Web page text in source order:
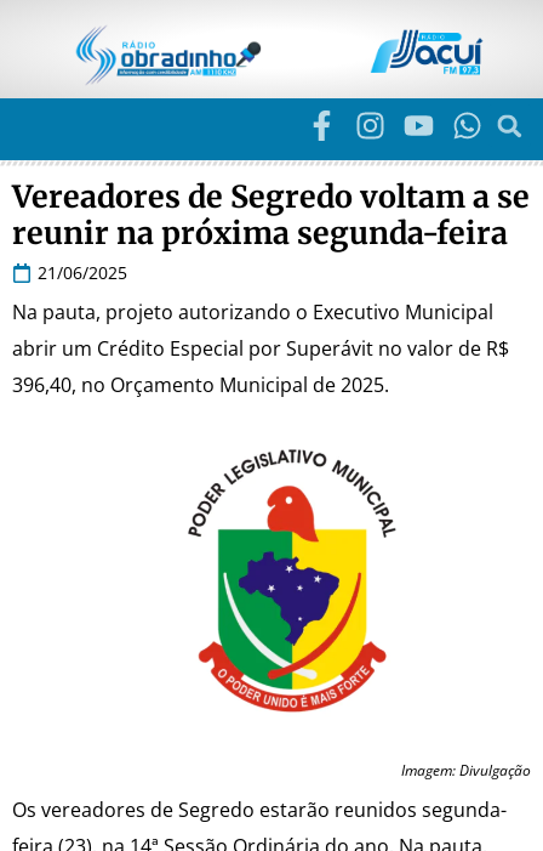
Vereadores de Segredo voltam a se
reunir na próxima segunda-feira
21/06/2025
Na pauta, projeto autorizando o Executivo Municipal
abrir um Crédito Especial por Superávit no valor de R$
396,40, no Orçamento Municipal de 2025.
Imagem: Divulgação
Os vereadores de Segredo estarão reunidos segunda-